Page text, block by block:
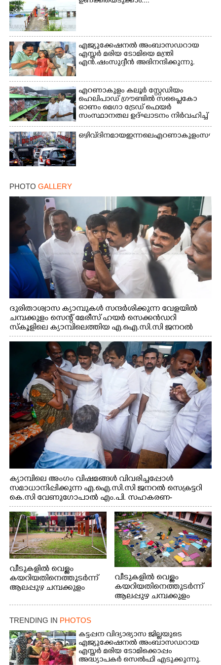
കളികളിലേർപ്പെട്ടപ്പോൾ
എജ്യുക്കേഷനൽ അംബാസഡറായ
എസ്തർ മരിയ ടോമിയെ മന്ത്രി
എൻ.ഷംസുദ്ദീൻ അഭിനന്ദിക്കുന്നു.
എറണാകുളം കലൂർ സ്റ്റേഡിയം
ഹെലിപാഡ് ഗ്രൗണ്ടിൽ സപ്ളൈകോ
ഓണം മെഗാ ട്രേഡ് ഫെയർ
സംസ്ഥാനതല ഉദ്ഘാടനം നിർവഹിച്ച്
സ്റ്റാൾ സന്ദർശിക്കുന്ന മുഖ്യമന്ത്രി
വി.ഡി. സതീശൻ. മന്ത്രി അനൂപ്
ജേക്കബ് സമീപം
ഒഴിവ് ദിനമായ ഇന്നലെ എറണാകുളം
PHOTO GALLERY
ദുരിതാശ്വാസ ക്യാമ്പുകൾ സന്ദർശിക്കുന്ന വേളയിൽ
ചമ്പക്കുളം സെന്റ് മേരീസ് ഹയർ സെക്കൻഡറി
സ്കൂളിലെ ക്യാമ്പിലെത്തിയ എ.ഐ.സി.സി ജനറൽ
സെക്രട്ടറി കെ.സി വേണുഗോപാൽ എം.പി കുരുന്നിനെ
എടുത്ത് ലാളിച്ചപ്പോൾ. സഹകരണ-എക്സൈസ്
വകുപ്പ് മന്ത്രി എം. ലിജു, കൃഷിവകുപ്പ് മന്ത്രി ടി. സിദ്ദിഖ്,
റെജി ചെറിയാൻ എം. എൽ. എ എന്നിവർ സമീപം
ക്യാമ്പിലെ അംഗം വിഷമങ്ങൾ വിവരിച്ചപ്പോൾ
സമാധാനിപ്പിക്കുന്ന എ.ഐ.സി.സി ജനറൽ സെക്രട്ടറി
കെ.സി വേണുഗോപാൽ എം.പി. സഹകരണ-
എക്സൈസ് വകുപ്പ് മന്ത്രി എം. ലിജു, എന്നിവർ
വീടുകളിൽ വെള്ളം
കയറിയതിനെത്തുടർന്ന്
ആലപ്പുഴ ചമ്പക്കുളം
പോരൂക്കര സെൻട്രൽ
സ്കൂളിലെ ദുരിതാശ്വാസ
ക്യാമ്പിലെത്തിയവർ
വസ്ത്രങ്ങൾ
ഉണക്കാനിട്ടിരിക്കുന്ന
ഗോൾപോസ്റ്റിന് മുന്നിൽ
വീടുകളിൽ വെള്ളം
കയറിയതിനെത്തുടർന്ന്
ആലപ്പുഴ ചമ്പക്കുളം
ഫാദർ തോമസ്
ക്യാമ്പിലെത്തിയവർ മഴ
മാറിനിന്ന ഇടവേളയിൽ
ക്യാമ്പ് പരിസരത്ത്
വസ്ത്രങ്ങൾ
TRENDING IN PHOTOS
കട്ടപ്പന വിദ്യാഭ്യാസ ജില്ലയുടെ
എജ്യുക്കേഷനൽ അംബാസഡറായ
എസ്തർ മരിയ ടോമിക്കൊപ്പം
അദ്ധ്യാപകർ സെൽഫി എടുക്കുന്നു.
Share this link
Copy Link